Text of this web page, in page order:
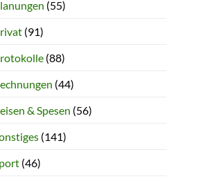
(55)
(91)
(88)
(44)
& Spesen (56)
(141)
(46)